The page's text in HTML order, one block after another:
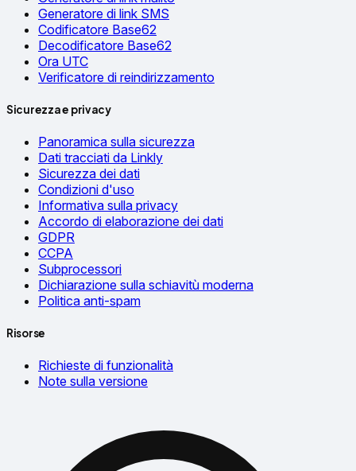
Generatore di link SMS
Codificatore Base62
Decodificatore Base62
Ora UTC
Verificatore di reindirizzamento
Sicurezza e privacy
Panoramica sulla sicurezza
Dati tracciati da Linkly
Sicurezza dei dati
Condizioni d'uso
Informativa sulla privacy
Accordo di elaborazione dei dati
GDPR
CCPA
Subprocessori
Dichiarazione sulla schiavitù moderna
Politica anti-spam
Risorse
Richieste di funzionalità
Note sulla versione